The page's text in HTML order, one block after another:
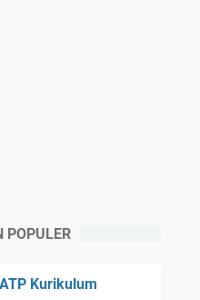
POPULER
Kurikulum